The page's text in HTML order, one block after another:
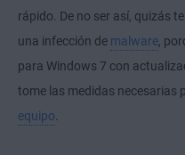
rápido. De no ser así, quizás
una infección de malware ,
para Windows 7 con
tome las medidas necesarias
equipo